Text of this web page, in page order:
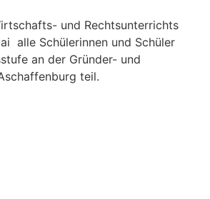
und Rechtsunterrichts
alle Schülerinnen und Schüler
an der Gründer- und
teil.